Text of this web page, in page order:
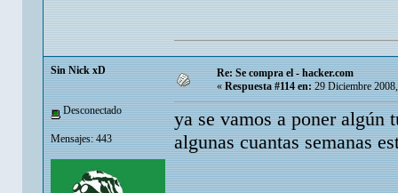
Sin Nick xD
Desconectado
Mensajes: 443
Re: Se compra el - hacker.com
«Respuesta #114 en:29 Diciembre
ya se vamos a poner algún
algunas cuantas semanas